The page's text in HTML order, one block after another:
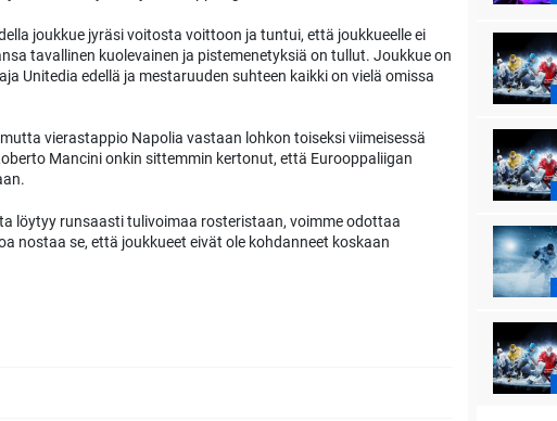
joukkue jyräsi voitosta voittoon ja tuntui, että joukkueelle ei
tavallinen kuolevainen ja pistemenetyksiä on tullut. Joukkue on
Unitedia edellä ja mestaruuden suhteen kaikki on vielä omissa
vierastappio Napolia vastaan lohkon toiseksi viimeisessä
Mancini onkin sittemmin kertonut, että Eurooppaliigan
löytyy runsaasti tulivoimaa rosteristaan, voimme odottaa
nostaa se, että joukkueet eivät ole kohdanneet koskaan